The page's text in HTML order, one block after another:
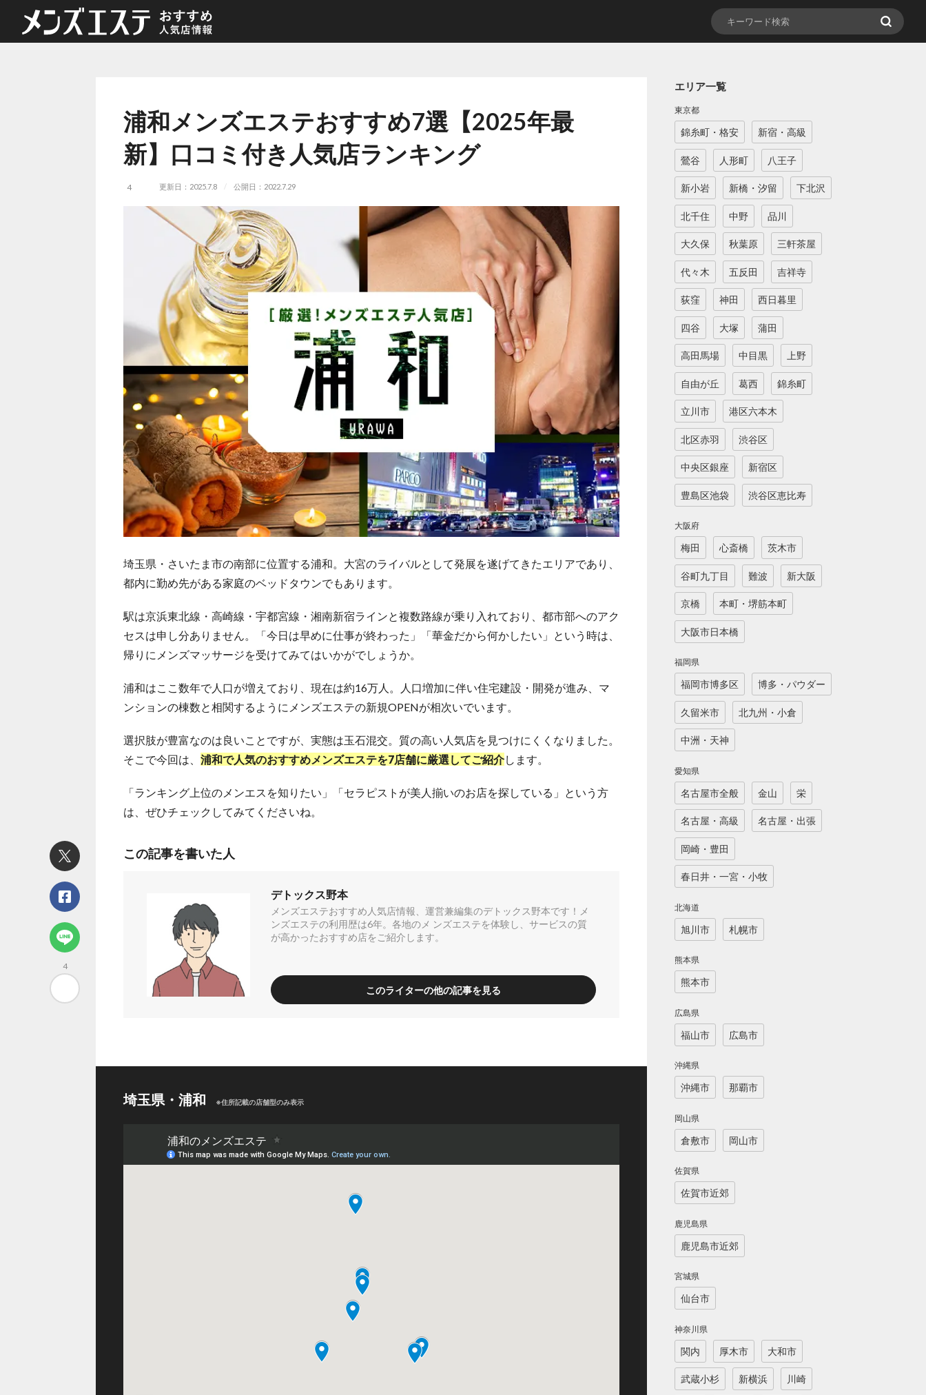
エリア一覧
東京都
錦糸町・格安 新宿・高級
鶯谷 人形町 八王子
新小岩 新橋・汐留 下北沢
北千住 中野 品川
大久保 秋葉原 三軒茶屋
代々木 五反田 吉祥寺
荻窪 神田 西日暮里
四谷 大塚 蒲田
高田馬場 中目黒 上野
自由が丘 葛西 錦糸町
立川市 港区六本木
北区赤羽 渋谷区
中央区銀座 新宿区
豊島区池袋 渋谷区恵比寿
大阪府
梅田 心斎橋 茨木市
谷町九丁目 難波 新大阪
京橋 本町・堺筋本町
大阪市日本橋
福岡県
福岡市博多区 博多・パウダー
久留米市 北九州・小倉
中洲・天神
愛知県
名古屋市全般 金山 栄
名古屋・高級 名古屋・出張
岡崎・豊田
春日井・一宮・小牧
北海道
旭川市 札幌市
熊本県
熊本市
広島県
福山市 広島市
沖縄県
沖縄市 那覇市
岡山県
倉敷市 岡山市
佐賀県
佐賀市近郊
鹿児島県
鹿児島市近郊
宮城県
仙台市
神奈川県
関内 厚木市 大和市
武蔵小杉 新横浜 川崎
4
浦和メンズエステおすすめ7選【2025年最
新】口コミ付き人気店ランキング
4 更新日：2025.7.8 公開日：2022.7.29
埼玉県・さいたま市の南部に位置する浦和。大宮のライバルとして発展を遂げてきたエリアであり、
都内に勤め先がある家庭のベッドタウンでもあります。
駅は京浜東北線・高崎線・宇都宮線・湘南新宿ラインと複数路線が乗り入れており、都市部へのアク
セスは申し分ありません。「今日は早めに仕事が終わった」「華金だから何かしたい」という時は、
帰りにメンズマッサージを受けてみてはいかがでしょうか。
浦和はここ数年で人口が増えており、現在は約16万人。人口増加に伴い住宅建設・開発が進み、マ
ンションの棟数と相関するようにメンズエステの新規OPENが相次いでいます。
選択肢が豊富なのは良いことですが、実態は玉石混交。質の高い人気店を見つけにくくなりました。
そこで今回は、 浦和で人気のおすすめメンズエステを7店舗に厳選してご紹介します。
「ランキング上位のメンエスを知りたい」「セラピストが美人揃いのお店を探している」という方
は、ぜひチェックしてみてくださいね。
この記事を書いた人
デトックス野本
メンズエステおすすめ人気店情報、運営兼編集のデトックス野本です！メ
ンズエステの利用歴は6年。各地のメ ンズエステを体験し、サービスの質
が高かったおすすめ店をご紹介します。
このライターの他の記事を見る
埼玉県・浦和 ※住所記載の店舗型のみ表示